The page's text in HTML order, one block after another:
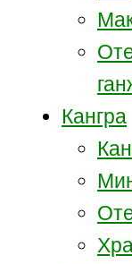
Кангра